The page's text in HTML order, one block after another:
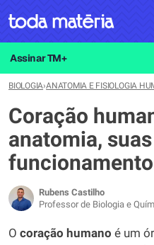
Assinar TM+
BIOLOGIA›ANATOMIA E FISIOLOGIA
Coração
anatomia,
funcionamento
Rubens Castilho
Professor de Biologia e
O coração humano é um